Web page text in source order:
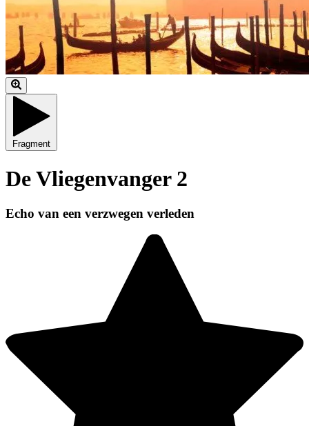
Fragment
De Vliegenvanger 2
Echo van een verzwegen verleden